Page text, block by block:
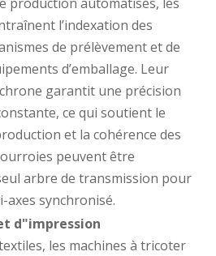
l’indexation des
de prélèvement et de
d’emballage. Leur
garantit une précision
ce qui soutient le
et la cohérence des
peuvent être
arbre de transmission pour
synchronisé.
d"impression
les machines à tricoter